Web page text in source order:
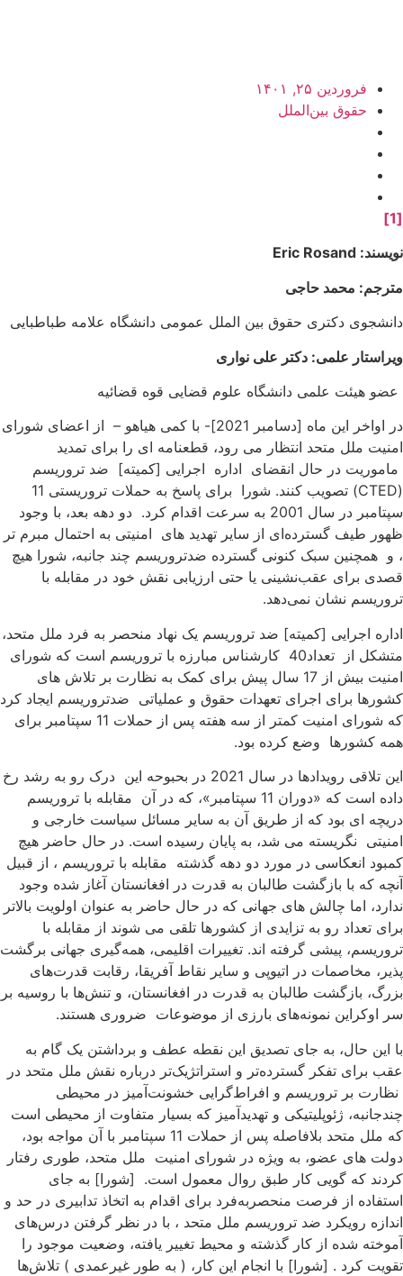
فروردین ۲۵, ۱۴۰۱
حقوق بین‌الملل
Eric Rosand
محمد حاجی
دکتری حقوق بین الملل عمومی دانشگاه علامه طباطبایی
علمی: دکتر علی نواری
هیئت علمی دانشگاه علوم قضایی قوه قضائیه
در اواخر این ماه [دسامبر 2021]- با کمی هیاهو – از اعضای شورای
ملل متحد انتظار می رود، قطعنامه ای را برای تمدید
در حال انقضای اداره اجرایی [کمیته] ضد تروریسم
(CTED) تصویب کنند. شورا برای پاسخ به حملات تروریستی 11
سپتامبر در سال 2001 به سرعت اقدام کرد. دو دهه بعد، با وجود
طیف گسترده‌ای از سایر تهدید های امنیتی به احتمال مبرم تر
و همچنین سبک کنونی گسترده ضدتروریسم چند جانبه، شورا هیچ
برای عقب‌نشینی یا حتی ارزیابی نقش خود در مقابله با
نشان نمی‌دهد.
اجرایی [کمیته] ضد تروریسم یک نهاد منحصر به فرد ملل متحد،
متشکل از تعداد40 کارشناس مبارزه با تروریسم است که شورای
امنیت بیش از 17 سال پیش برای کمک به نظارت بر تلاش های
برای اجرای تعهدات حقوق و عملیاتی ضدتروریسم ایجاد کرد
که شورای امنیت کمتر از سه هفته پس از حملات 11 سپتامبر برای
کشورها وضع کرده بود.
این تلاقی رویدادها در سال 2021 در بحبوحه این درک رو به رشد رخ
داده است که «دوران 11 سپتامبر»، که در آن مقابله با تروریسم
ای بود که از طریق آن به سایر مسائل سیاست خارجی و
نگریسته می شد، به پایان رسیده است. در حال حاضر هیچ
انعکاسی در مورد دو دهه گذشته مقابله با تروریسم ، از قبیل
که با بازگشت طالبان به قدرت در افغانستان آغاز شده وجود
اما چالش های جهانی که در حال حاضر به عنوان اولویت بالاتر
تعداد رو به تزایدی از کشورها تلقی می شوند از مقابله با
پیشی گرفته اند. تغییرات اقلیمی، همه‌گیری جهانی برگشت
مخاصمات در اتیوپی و سایر نقاط آفریقا، رقابت قدرت‌های
بازگشت طالبان به قدرت در افغانستان، و تنش‌ها با روسیه بر
اوکراین نمونه‌های بارزی از موضوعات ضروری هستند.
این حال، به جای تصدیق این نقطه عطف و برداشتن یک گام به
برای تفکر گسترده‌تر و استراتژیک‌تر درباره نقش ملل متحد در
بر تروریسم و افراط‌گرایی خشونت‌آمیز در محیطی
ژئوپلیتیکی و تهدیدآمیز که بسیار متفاوت از محیطی است
که ملل متحد بلافاصله پس از حملات 11 سپتامبر با آن مواجه بود،
های عضو، به ویژه در شورای امنیت ملل متحد، طوری رفتار
که گویی کار طبق روال معمول است. [شورا] به جای
از فرصت منحصربه‌فرد برای اقدام به اتخاذ تدابیری در حد و
رویکرد ضد تروریسم ملل متحد ، با در نظر گرفتن درس‌های
شده از کار گذشته و محیط تغییر یافته، وضعیت موجود را
کرد . [شورا] با انجام این کار، ( به طور غیرعمدی ) تلاش‌ها